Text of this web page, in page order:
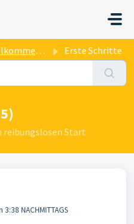
bei HUMANOO Erste Schritte
reibungslosen Start
NACHMITTAGS